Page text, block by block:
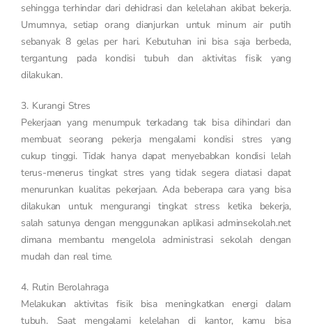
sehingga terhindar dari dehidrasi dan kelelahan akibat bekerja.
Umumnya, setiap orang dianjurkan untuk minum air putih
sebanyak 8 gelas per hari. Kebutuhan ini bisa saja berbeda,
tergantung pada kondisi tubuh dan aktivitas fisik yang
dilakukan.
3. Kurangi Stres
Pekerjaan yang menumpuk terkadang tak bisa dihindari dan
membuat seorang pekerja mengalami kondisi stres yang
cukup tinggi. Tidak hanya dapat menyebabkan kondisi lelah
terus-menerus tingkat stres yang tidak segera diatasi dapat
menurunkan kualitas pekerjaan. Ada beberapa cara yang bisa
dilakukan untuk mengurangi tingkat stress ketika bekerja,
salah satunya dengan menggunakan aplikasi adminsekolah.net
dimana membantu mengelola administrasi sekolah dengan
mudah dan real time.
4. Rutin Berolahraga
Melakukan aktivitas fisik bisa meningkatkan energi dalam
tubuh. Saat mengalami kelelahan di kantor, kamu bisa